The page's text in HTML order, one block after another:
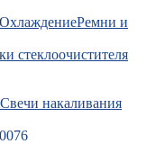
ОхлаждениеРемни и
стеклоочистителя
Свечи накаливания